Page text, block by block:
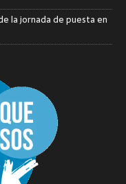
la jornada de puesta en